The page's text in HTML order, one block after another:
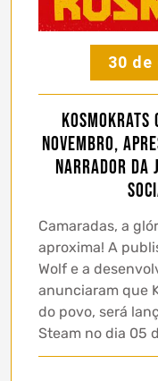
30
Kosmokrats
novembro,
narrador da
Camaradas, a
aproxima! A
Wolf e a
anunciaram que
do povo, será
Steam no dia 05